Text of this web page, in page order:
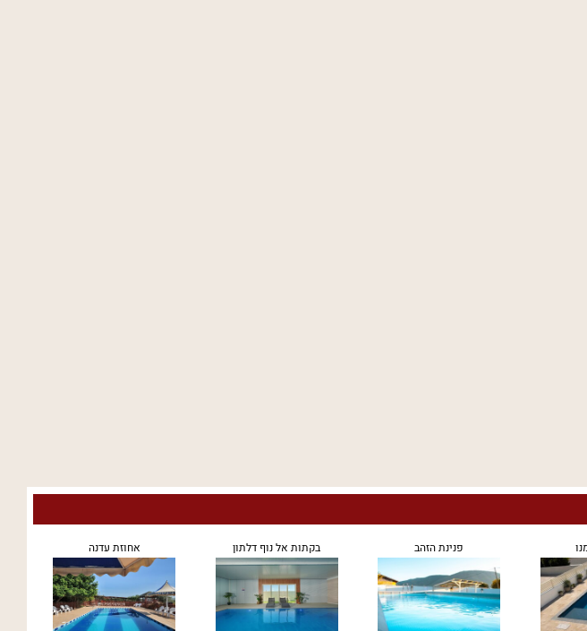
פנינת הזהב בקתות אל נוף דלתון אחוזת עדנה